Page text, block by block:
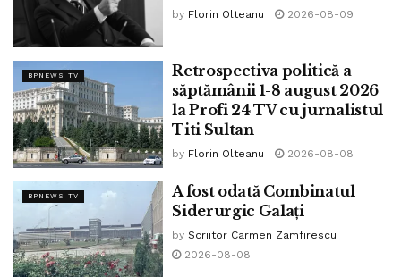
by Florin Olteanu 2026-08-09
BPNEWS TV
Retrospectiva politică a
săptămânii 1-8 august 2026
la Profi 24 TV cu jurnalistul
Titi Sultan
by Florin Olteanu 2026-08-08
BPNEWS TV
A fost odată Combinatul
Siderurgic Galați
by Scriitor Carmen Zamfirescu
2026-08-08